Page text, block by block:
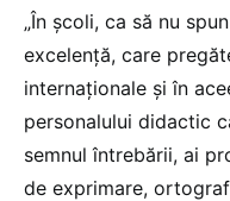
„În școli, ca să nu
excelență, care
internaționale și în
personalului didactic
semnul întrebării, ai
de exprimare,